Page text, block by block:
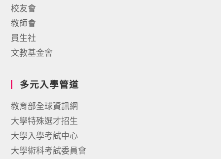
校友會
教師會
員生社
文教基金會
多元入學管道
教育部全球資訊網
大學特殊選才招生
大學入學考試中心
大學術科考試委員會